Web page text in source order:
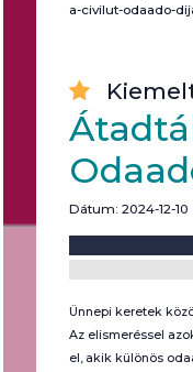
a-civilut-odaado-
Dátum: 2024-12-10
Ünnepi keretek
Az elismeréssel
el, akik különös